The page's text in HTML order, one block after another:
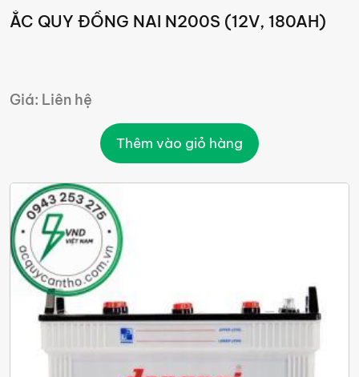
ẮC QUY ĐỒNG NAI N200S (12V, 180AH)
Giá: Liên hệ
Thêm vào giỏ hàng